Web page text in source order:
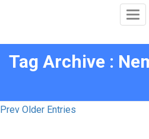
Tag Archive :
Prev Older Entries